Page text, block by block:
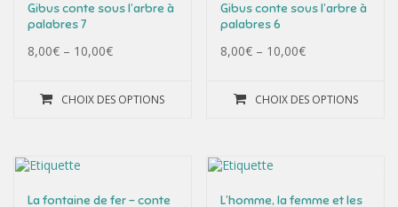
Gibus conte sous l’arbre à
palabres 7
8,00€ – 10,00€
CHOIX DES OPTIONS
Gibus conte sous l’arbre à
palabres 6
8,00€ – 10,00€
CHOIX DES OPTIONS
La fontaine de fer – conte L’homme, la femme et les